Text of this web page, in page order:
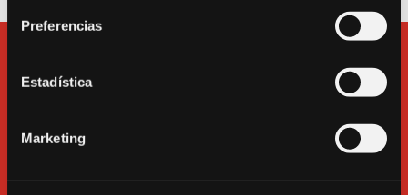
Preferencias
Estadística
Marketing